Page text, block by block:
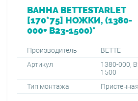
ВАННА BETTESTARLET
[170*75] НОЖКИ, (1380-
000+ B23-1500)*
Производитель
BETTE
Артикул
1380-000,
1500
Тип монтажа
Пристенная